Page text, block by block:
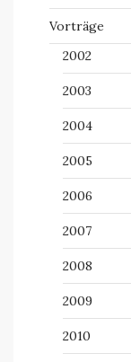
Vorträge
2002
2003
2004
2005
2006
2007
2008
2009
2010